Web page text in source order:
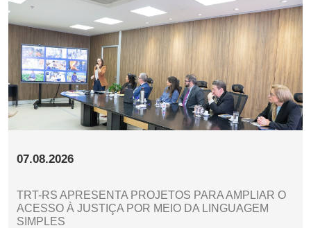
07.08.2026
TRT-RS APRESENTA PROJETOS PARA AMPLIAR O
ACESSO À JUSTIÇA POR MEIO DA LINGUAGEM
SIMPLES